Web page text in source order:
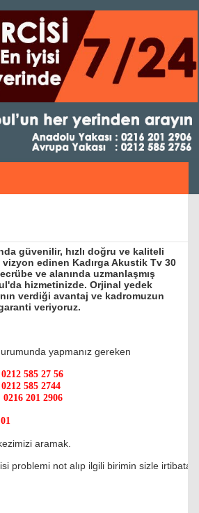
güvenilir, hızlı doğru ve kaliteli
edinen Kadırga Akustik Tv 30
ve alanında uzmanlaşmış
hizmetinizde. Orjinal yedek
verdiği avantaj ve kadromuzun
veriyoruz.
yapmanız gereken
0212 585 27 56
0212 585 2744
0216 201 2906
aramak.
problemi not alıp ilgili birimin sizle irtibata